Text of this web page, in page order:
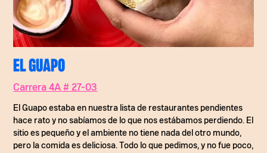
EL GUAPO
Carrera 4A # 27-03
El Guapo estaba en nuestra lista de restaurantes pendientes
hace rato y no sabíamos de lo que nos estábamos perdiendo. El
sitio es pequeño y el ambiente no tiene nada del otro mundo,
pero la comida es deliciosa. Todo lo que pedimos, y no fue poco,